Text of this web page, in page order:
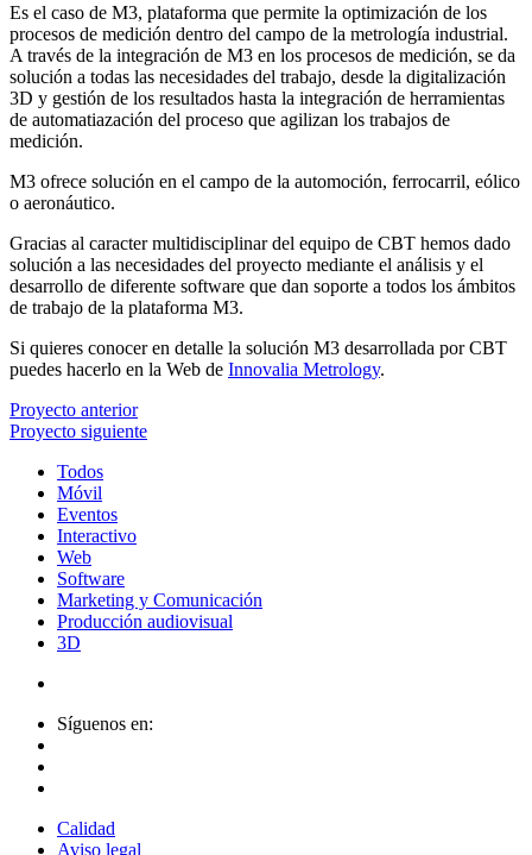
Es el caso de M3, plataforma que permite la optimización de los
procesos de medición dentro del campo de la metrología industrial.
A través de la integración de M3 en los procesos de medición, se da
solución a todas las necesidades del trabajo, desde la digitalización
3D y gestión de los resultados hasta la integración de herramientas
de automatiazación del proceso que agilizan los trabajos de
medición.
M3 ofrece solución en el campo de la automoción, ferrocarril, eólico
o aeronáutico.
Gracias al caracter multidisciplinar del equipo de CBT hemos dado
solución a las necesidades del proyecto mediante el análisis y el
desarrollo de diferente software que dan soporte a todos los ámbitos
de trabajo de la plataforma M3.
Si quieres conocer en detalle la solución M3 desarrollada por CBT
puedes hacerlo en la Web de Innovalia Metrology.
Proyecto anterior
Proyecto siguiente
Todos
Móvil
Eventos
Interactivo
Web
Software
Marketing y Comunicación
Producción audiovisual
3D
Síguenos en:
Calidad
Aviso legal